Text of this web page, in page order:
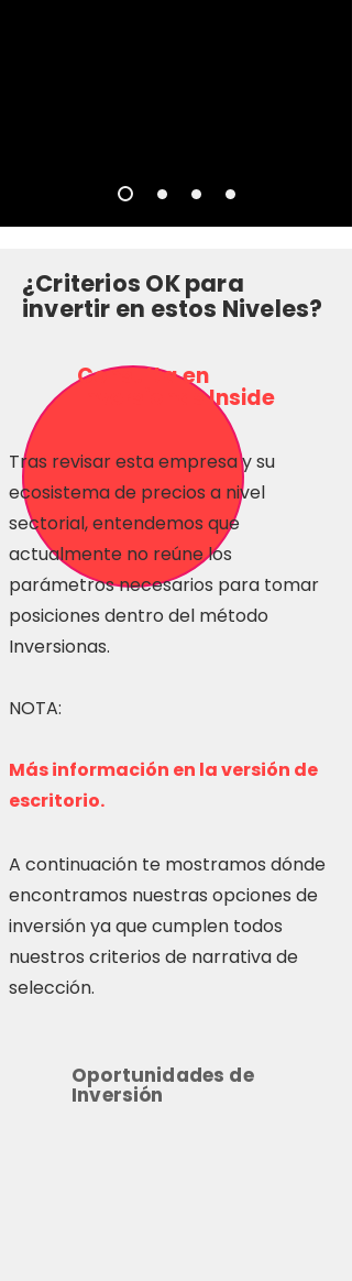
¿Criterios OK para
invertir en estos Niveles?
Consulta en
Inversionas Inside
Tras revisar esta empresa y su
ecosistema de precios a nivel
sectorial, entendemos que
actualmente no reúne los
parámetros necesarios para tomar
posiciones dentro del método
Inversionas.
NOTA:
Más información en la versión de
escritorio.
A continuación te mostramos dónde
encontramos nuestras opciones de
inversión ya que cumplen todos
nuestros criterios de narrativa de
selección.
Oportunidades de
Inversión